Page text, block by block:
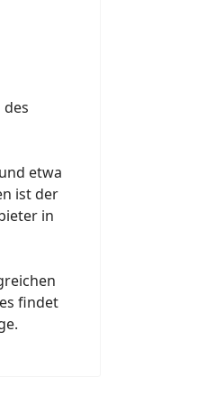
des
etwa
ist der
in
findet